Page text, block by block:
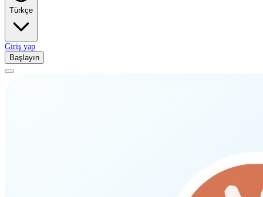
Türkçe
Giriş yap
Başlayın